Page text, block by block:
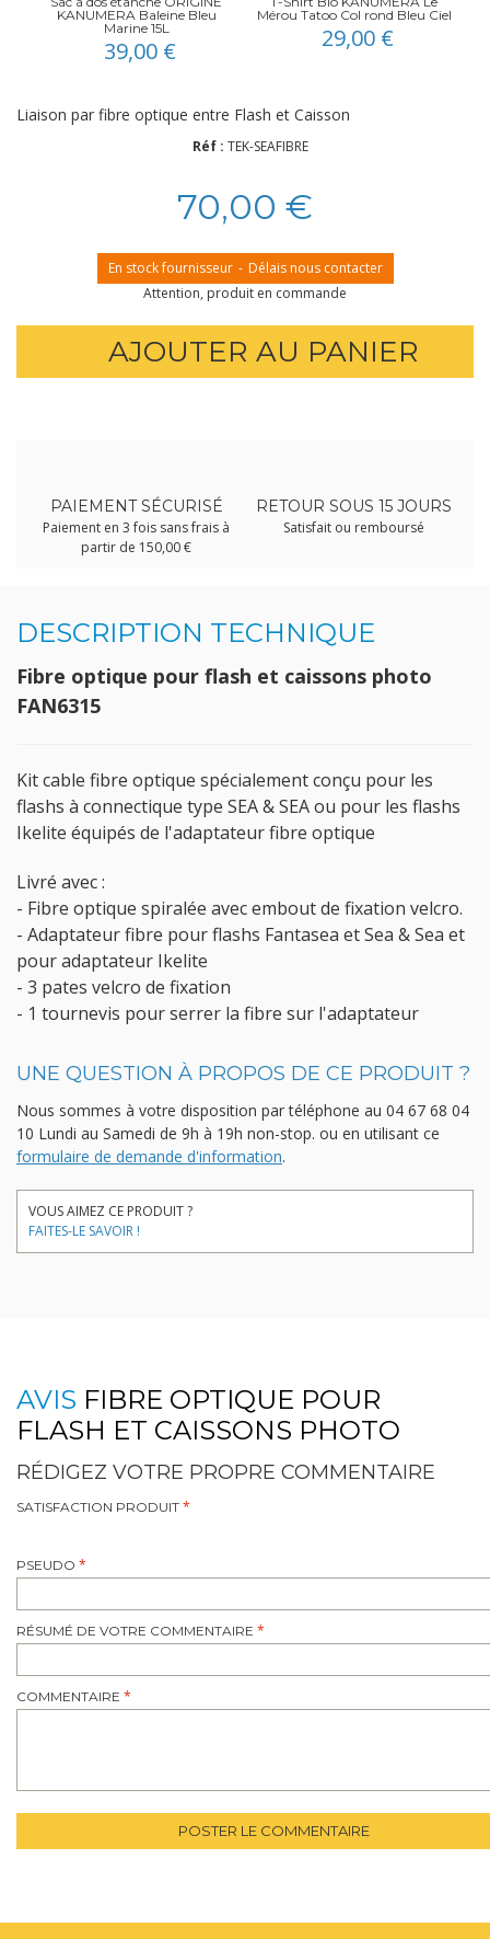
KANUMERA Baleine Bleu
Marine 15L
39,00 €
Mérou Tatoo Col rond Bleu Ciel
29,00 €
Liaison par fibre optique entre Flash et Caisson
Réf : TEK-SEAFIBRE
70,00 €
En stock fournisseur - Délais nous contacter
Attention, produit en commande
AJOUTER AU PANIER
PAIEMENT SÉCURISÉ
Paiement en 3 fois sans frais à
partir de 150,00 €
RETOUR SOUS 15 JOURS
Satisfait ou remboursé
DESCRIPTION TECHNIQUE
Fibre optique pour flash et caissons photo
FAN6315
Kit cable fibre optique spécialement conçu pour les
flashs à connectique type SEA & SEA ou pour les flashs
Ikelite équipés de l'adaptateur fibre optique
Livré avec :
- Fibre optique spiralée avec embout de fixation velcro.
- Adaptateur fibre pour flashs Fantasea et Sea & Sea et
pour adaptateur Ikelite
- 3 pates velcro de fixation
- 1 tournevis pour serrer la fibre sur l'adaptateur
UNE QUESTION À PROPOS DE CE PRODUIT ?
Nous sommes à votre disposition par téléphone au 04 67 68 04
10 Lundi au Samedi de 9h à 19h non-stop. ou en utilisant ce
formulaire de demande d'information.
VOUS AIMEZ CE PRODUIT ?
FAITES-LE SAVOIR !
AVIS FIBRE OPTIQUE POUR
FLASH ET CAISSONS PHOTO
RÉDIGEZ VOTRE PROPRE COMMENTAIRE
SATISFACTION PRODUIT
PSEUDO
RÉSUMÉ DE VOTRE COMMENTAIRE
COMMENTAIRE
POSTER LE COMMENTAIRE